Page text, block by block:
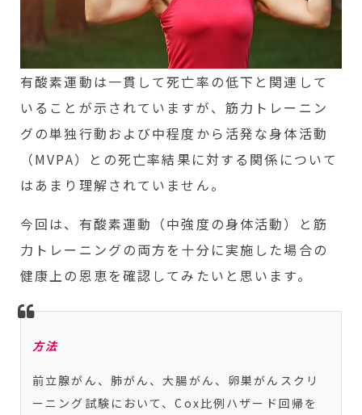
有酸素運動は一貫して死亡率の低下と関連して
いることが示されていますが、筋力トレーニン
グの単独行動および中程度から活発な身体活動
（MVPA）との死亡率結果に対する関係について
はあまり理解されていません。
今回は、有酸素運動（中強度の身体活動）と筋
力トレーニングの両方を十分に実施した場合の
健康上の恩恵を確認してみたいと思います。
方法
前立腺がん、肺がん、大腸がん、卵巣がんスクリ
ーニング試験において、Cox比例ハザード回帰を